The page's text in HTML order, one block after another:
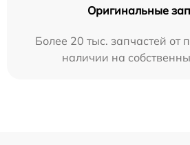
Оригинальные
Более 20 тыс. запчастей от
наличии на